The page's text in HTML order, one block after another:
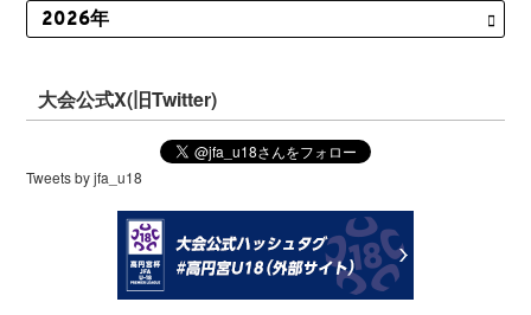
大会公式X(旧Twitter)
Tweets by jfa_u18